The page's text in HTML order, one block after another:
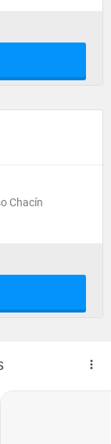
Chacín